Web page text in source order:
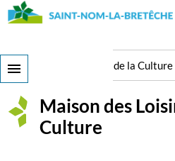
Skip
Maison des Loisirs et de la Culture
Maison des
Culture